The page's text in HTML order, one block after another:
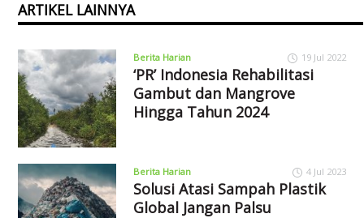
ARTIKEL LAINNYA
Berita Harian 19 Jul 2022
‘PR’ Indonesia Rehabilitasi
Gambut dan Mangrove
Hingga Tahun 2024
Berita Harian 4 Jul 2023
Solusi Atasi Sampah Plastik
Global Jangan Palsu